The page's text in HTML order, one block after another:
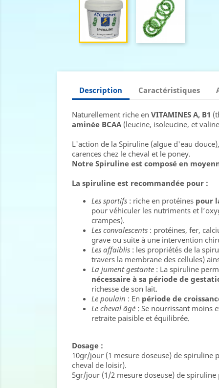
Description Caractéristiques
Naturellement riche en VITAMINES A, B1
aminée BCAA (leucine, isoleucine, et
L'action de la Spiruline (algue d'eau
carences chez le cheval et le poney.
Notre Spiruline est composé en
La spiruline est recommandée pour :
Les sportifs : riche en protéines pour
pour véhiculer les nutriments et
crampes).
Les convalescents : protéines, fer,
grave ou suite à une intervention
Les affaiblis : les propriétés de la
travers la membrane des cellules)
La jument gestante : La spiruline
nécessaire à sa période de
richesse de son lait.
Le poulain : En période de
Le cheval âgé : Se nourrissant moins
retraite paisible et équilibrée.
Dosage :
10gr/jour (1 mesure doseuse) de
cheval de loisir).
5gr/jour (1/2 mesure doseuse) de